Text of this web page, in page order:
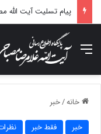
منو
خانه/خبر
خبر فقط خبر